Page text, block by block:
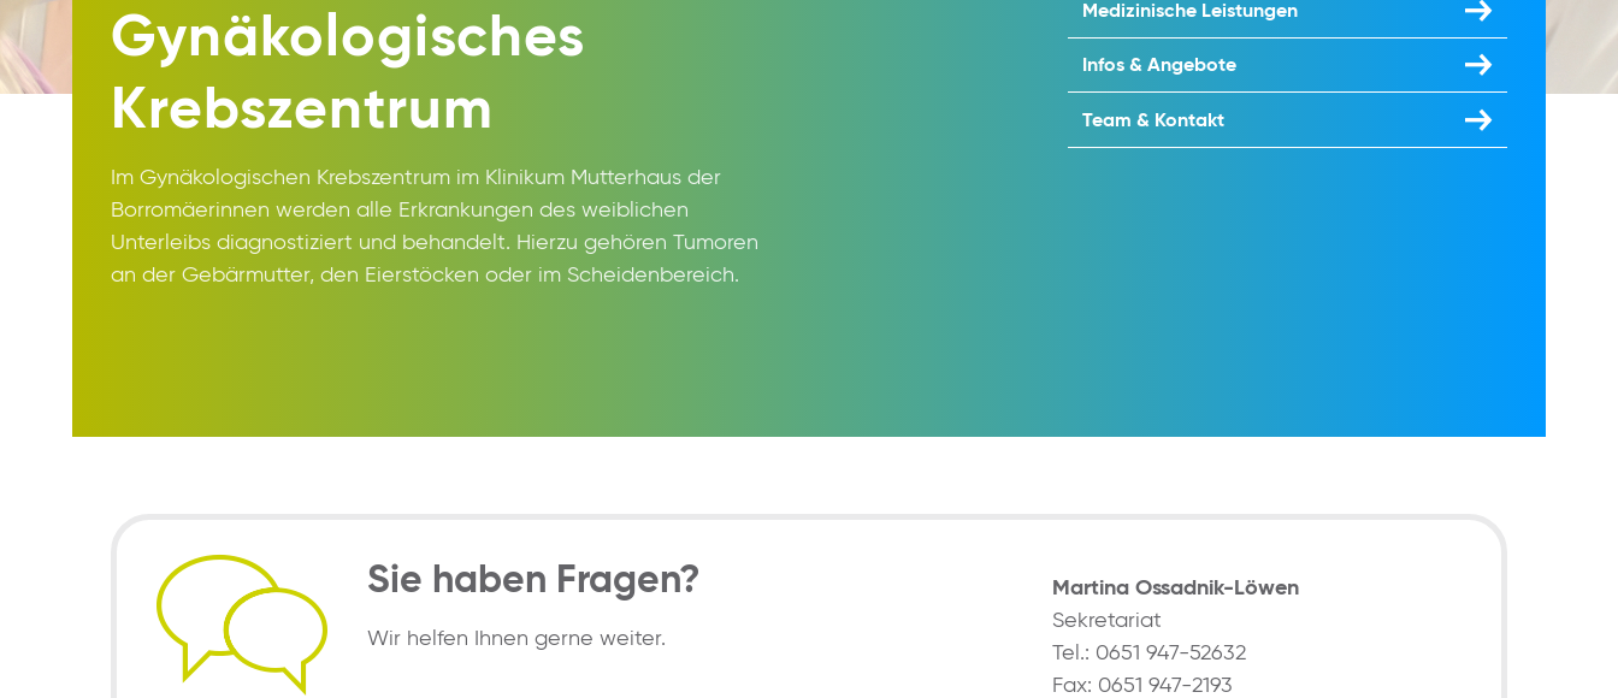
Gynäkologisches
Krebszentrum
Im Gynäkologischen Krebszentrum im Klinikum Mutterhaus der
Borromäerinnen werden alle Erkrankungen des weiblichen
Unterleibs diagnostiziert und behandelt. Hierzu gehören Tumoren
an der Gebärmutter, den Eierstöcken oder im Scheidenbereich.
Medizinische Leistungen
Infos & Angebote
Team & Kontakt
Sie haben Fragen?
Wir helfen Ihnen gerne weiter.
Martina Ossadnik-Löwen
Sekretariat
Tel.: 0651 947-52632
Fax: 0651 947-2193